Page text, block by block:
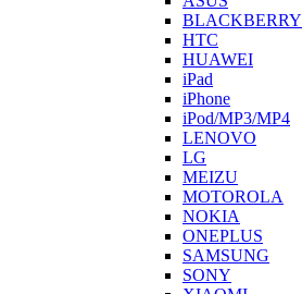
BLACKBERRY
HTC
HUAWEI
iPad
iPhone
iPod/MP3/MP4
LENOVO
LG
MEIZU
MOTOROLA
NOKIA
ONEPLUS
SAMSUNG
SONY